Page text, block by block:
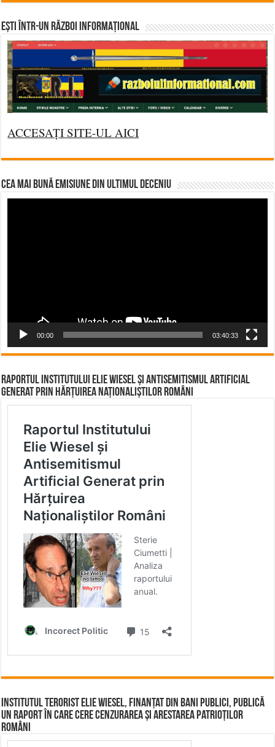
Ești într-un RĂZBOI INFORMAȚIONAL
ACCESAȚI SITE-UL AICI
CEA MAI BUNĂ EMISIUNE DIN ULTIMUL DECENIU
00:00 03:40:33
Raportul Institutului Elie Wiesel și Antisemitismul Artificial
Generat prin Hărțuirea Naționaliștilor Români
Institutul terorist Elie Wiesel, finanțat din bani publici, publică
un raport în care cere cenzurarea și arestarea patrioților
români